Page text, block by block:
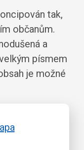
tak,
občanům.
a
písmem
je možné